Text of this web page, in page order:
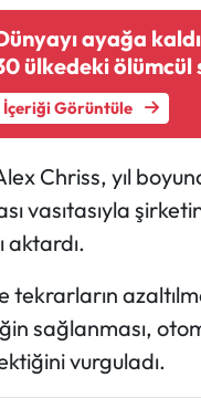
ayağa
ülkedeki ölümcül
İçeriği Görüntüle
Chriss, yıl
vasıtasıyla
aktardı.
tekrarların
sağlanması,
vurguladı.